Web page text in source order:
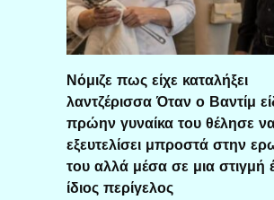
Νόμιζε πως είχε καταλήξει
λαντζέρισσα Όταν ο Βαντίμ
πρώην γυναίκα του θέλησε
εξευτελίσει μπροστά στην
του αλλά μέσα σε μια στιγμή
ίδιος περίγελος